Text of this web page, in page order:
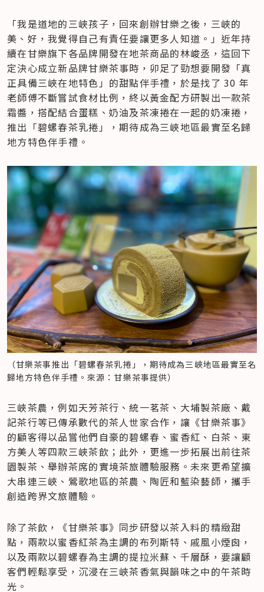
「我是道地的三峽孩子，回來創辦甘樂之後，三峽的
美、好，我覺得自己有責任要讓更多人知道。」近年持
續在甘樂旗下各品牌開發在地茶商品的林峻丞，這回下
定決心成立新品牌甘樂茶事時，卯足了勁想要開發「真
正具備三峽在地特色」的甜點伴手禮，於是找了 30 年
老師傅不斷嘗試食材比例，終以黃金配方研製出一款茶
霜醬，搭配結合蛋糕、奶油及茶凍捲在一起的奶凍捲，
推出「碧螺春茶乳捲」，期待成為三峽地區最實至名歸
地方特色伴手禮。
（甘樂茶事推出「碧螺春茶乳捲」，期待成為三峽地區最實至名
歸地方特色伴手禮。來源：甘樂茶事提供）
三峽茶農，例如天芳茶行、統一茗茶、大埔製茶廠、戴
記茶行等已傳承數代的茶人世家合作，讓《甘樂茶事》
的顧客得以品嘗他們自豪的碧螺春、蜜香紅、白茶、東
方美人等四款三峽茶飲；此外，更進一步拓展出前往茶
園製茶、舉辦茶席的實境茶旅體驗服務。未來更希望擴
大串連三峽、鶯歌地區的茶農、陶匠和藍染藝師，攜手
創造跨界文旅體驗。
除了茶飲，《甘樂茶事》同步研發以茶入料的精緻甜
點，兩款以蜜香紅茶為主調的布列斯特、戚風小煙囪，
以及兩款以碧螺春為主調的提拉米蘇、千層酥，要讓顧
客們輕鬆享受，沉浸在三峽茶香氣與韻味之中的午茶時
光。